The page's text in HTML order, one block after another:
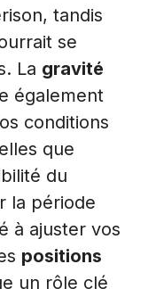
tandis
se
La gravité
également
conditions
que
du
la période
à ajuster vos
positions
un rôle clé